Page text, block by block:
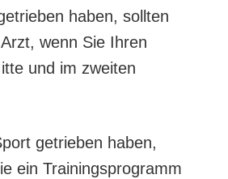
haben, sollten
wenn Sie Ihren
und im zweiten
getrieben haben,
ein Trainingsprogramm